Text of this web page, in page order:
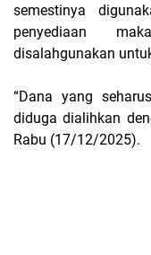
semestinya
penyediaan
disalahgunakan
“Dana yang
diduga dialihkan
Rabu (17/12/2025).